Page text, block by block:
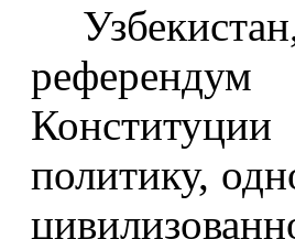
политику,